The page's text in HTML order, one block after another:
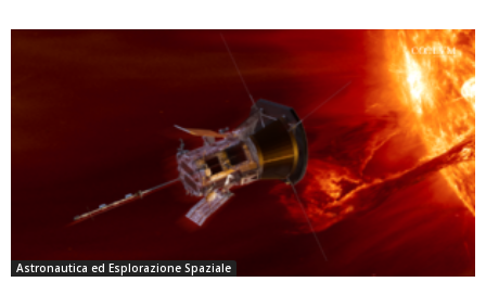
Astronautica ed Esplorazione Spaziale